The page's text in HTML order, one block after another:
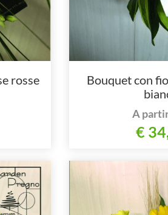
rosse
Bouquet con
A
€